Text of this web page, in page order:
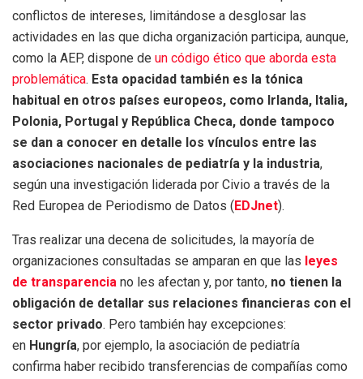
conflictos de intereses, limitándose a desglosar las
actividades en las que dicha organización participa, aunque,
como la AEP, dispone de un código ético que aborda esta
problemática. Esta opacidad también es la tónica
habitual en otros países europeos, como Irlanda, Italia,
Polonia, Portugal y República Checa, donde tampoco
se dan a conocer en detalle los vínculos entre las
asociaciones nacionales de pediatría y la industria,
según una investigación liderada por Civio a través de la
Red Europea de Periodismo de Datos ( EDJnet).
Tras realizar una decena de solicitudes, la mayoría de
organizaciones consultadas se amparan en que las leyes
de transparencia no les afectan y, por tanto, no tienen la
obligación de detallar sus relaciones financieras con el
sector privado. Pero también hay excepciones:
en Hungría, por ejemplo, la asociación de pediatría
confirma haber recibido transferencias de compañías como